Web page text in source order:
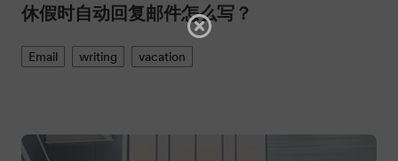
休假时自动回复邮件怎么写？
Email writing vacation